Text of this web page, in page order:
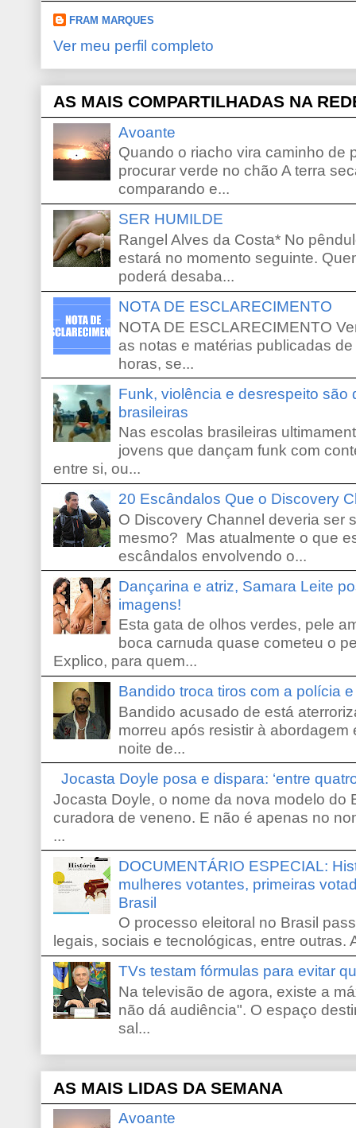
FRAM MARQUES
Ver meu perfil completo
AS MAIS COMPARTILHADAS NA
Avoante
Quando o riacho vira caminho de
procurar verde no chão A terra
comparando e...
SER HUMILDE
Rangel Alves da Costa* No
estará no momento seguinte.
poderá desaba...
NOTA DE ESCLARECIMENTO
NOTA DE ESCLARECIMENTO
as notas e matérias publicadas
horas, se...
Funk, violência e desrespeito são
brasileiras
Nas escolas brasileiras
jovens que dançam funk com
entre si, ou...
20 Escândalos Que o Discovery
O Discovery Channel deveria ser
mesmo? Mas atualmente o que
escândalos envolvendo o...
Dançarina e atriz, Samara Leite
imagens!
Esta gata de olhos verdes, pele
boca carnuda quase cometeu o
Explico, para quem...
Bandido troca tiros com a polícia
Bandido acusado de está
morreu após resistir à
noite de...
Jocasta Doyle posa e dispara: ‘entre
Jocasta Doyle, o nome da nova modelo do
curadora de veneno. E não é apenas no
...
DOCUMENTÁRIO ESPECIAL:
mulheres votantes, primeiras
Brasil
O processo eleitoral no Brasil
legais, sociais e tecnológicas, entre outras.
TVs testam fórmulas para evitar
Na televisão de agora, existe a
não dá audiência". O espaço
sal...
AS MAIS LIDAS DA SEMANA
Avoante